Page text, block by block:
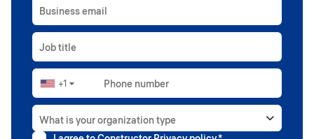
Business email
Job title
Phone number
+1 ▼
What is your organization type